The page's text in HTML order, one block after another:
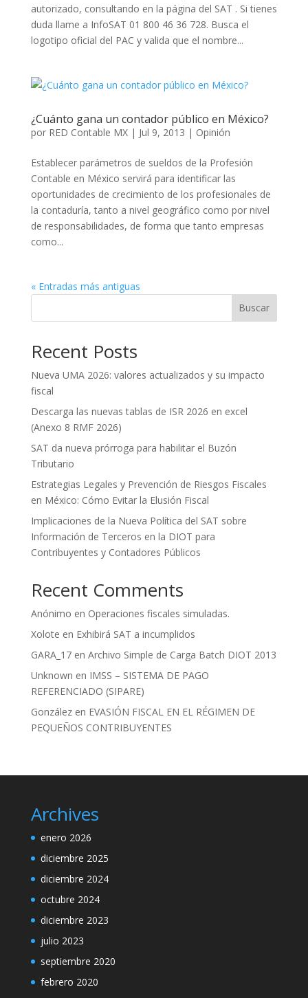
autorizado, consultando en la página del SAT . Si tienes
duda llame a InfoSAT 01 800 46 36 728. Busca el
logotipo oficial del PAC y valida que el nombre...
¿Cuánto gana un contador público en México?
por RED Contable MX| Jul 9, 2013 | Opinión
Establecer parámetros de sueldos de la Profesión
Contable en México servirá para identificar las
oportunidades de crecimiento de los profesionales de
la contaduría, tanto a nivel geográfico como por nivel
de responsabilidades, de forma que tanto empresas
como...
« Entradas más antiguas
Buscar
Recent Posts
Nueva UMA 2026: valores actualizados y su impacto
fiscal
Descarga las nuevas tablas de ISR 2026 en excel
(Anexo 8 RMF 2026)
SAT da nueva prórroga para habilitar el Buzón
Tributario
Estrategias Legales y Prevención de Riesgos Fiscales
en México: Cómo Evitar la Elusión Fiscal
Implicaciones de la Nueva Política del SAT sobre
Información de Terceros en la DIOT para
Contribuyentes y Contadores Públicos
Recent Comments
Anónimo en Operaciones fiscales simuladas.
Xolote en Exhibirá SAT a incumplidos
GARA_17en Archivo Simple de Carga Batch DIOT 2013
Unknown en IMSS – SISTEMA DE PAGO
REFERENCIADO (SIPARE)
Gonzálezen EVASIÓN FISCAL EN EL RÉGIMEN DE
PEQUEÑOS CONTRIBUYENTES
Archives
enero 2026
diciembre 2025
diciembre 2024
octubre 2024
diciembre 2023
julio 2023
septiembre 2020
febrero 2020